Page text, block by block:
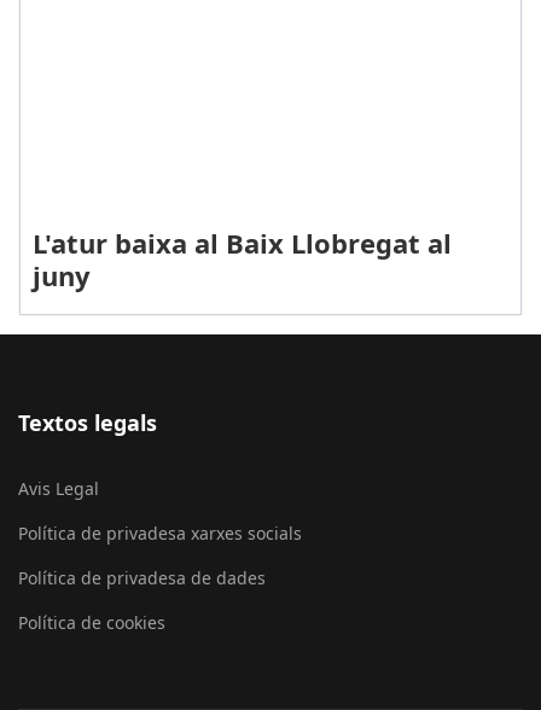
L'atur baixa al Baix Llobregat al
juny
Textos legals
Avis Legal
Política de privadesa xarxes socials
Política de privadesa de dades
Política de cookies